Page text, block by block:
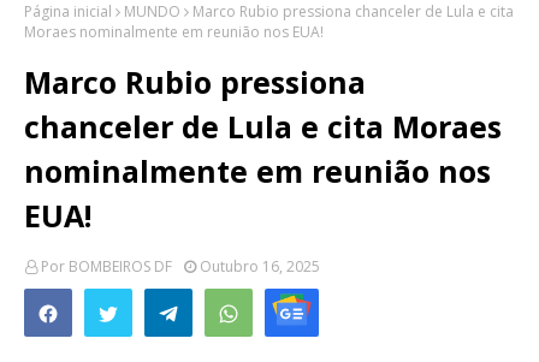
Página inicial MUNDO
Marco Rubio pressiona chanceler de Lula e cita
Moraes nominalmente em reunião nos EUA!
Marco Rubio pressiona
chanceler de Lula e cita Moraes
nominalmente em reunião nos
EUA!
Por BOMBEIROS DF Outubro 16, 2025